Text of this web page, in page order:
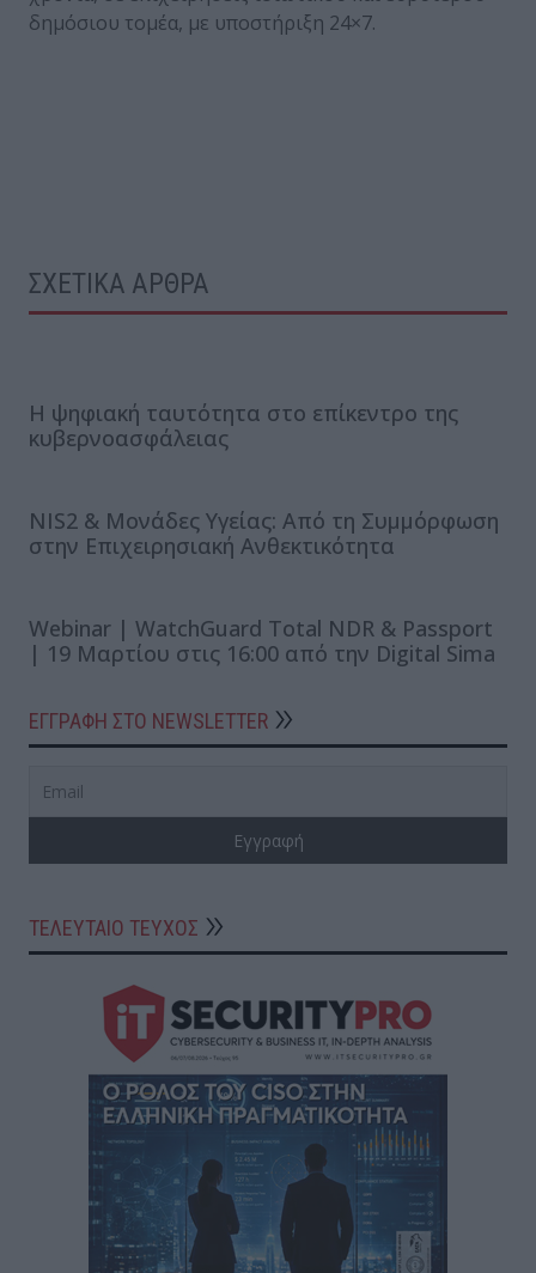
δημόσιου τομέα, με υποστήριξη 24×7.
ΣΧΕΤΙΚΑ ΑΡΘΡΑ
Η ψηφιακή ταυτότητα στο επίκεντρο της
κυβερνοασφάλειας
NIS2 & Μονάδες Υγείας: Από τη Συμμόρφωση
στην Επιχειρησιακή Ανθεκτικότητα
Webinar | WatchGuard Total NDR & Passport
| 19 Μαρτίου στις 16:00 από την Digital Sima
ΕΓΓΡΑΦΗ ΣΤΟ NEWSLETTER
ΤΕΛΕΥΤΑΙΟ ΤΕΥΧΟΣ